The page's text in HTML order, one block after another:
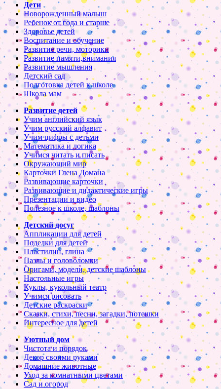
Дети
Новорожденный малыш
Ребенок от года и старше
Здоровье детей
Воспитание и обучение
Развитие речи, моторики
Развитие памяти,внимания
Развитие мышления
Детский сад
Подготовка детей к школе
Школа мам
Развитие детей
Учим английский язык
Учим русский алфавит
Учим цифры с детьми
Математика и логика
Учимся читать и писать
Окружающий мир
Карточки Глена Домана
Развивающие карточки
Развивающие и дидактические игры
Презентации и видео
Полезное к школе, шаблоны
Детский досуг
Аппликации для детей
Поделки для детей
Пластилин, глина
Пазлы и головоломки
Оригами, модели, детские шаблоны
Настольные игры
Куклы, кукольный театр
Учимся рисовать
Детские раскраски
Сказки, стихи, песни, загадки, потешки
Интересное для детей
Уютный дом
Чистота и порядок
Декор своими руками
Домашние животные
Уход за комнатными цветами
Сад и огород